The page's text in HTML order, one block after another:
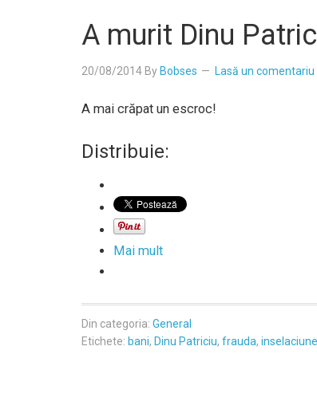
A murit Dinu
20/08/2014 By Bobses Lasă un comentariu
A mai crăpat un escroc!
Distribuie:
Mai mult
Din categoria: General
Etichete: bani, Dinu Patriciu, frauda, inselaciune